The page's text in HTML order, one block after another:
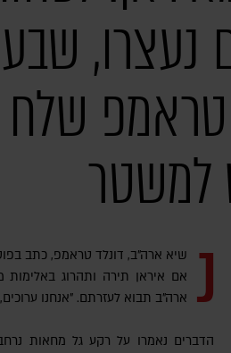
נעצרו,
טראמפ
למשטר
נ
אם איראן תירה ותהרוג באלימות
ארה"ב תבוא לעזרתם. "אנחנו
הדברים נאמרו על רקע גל מחאות